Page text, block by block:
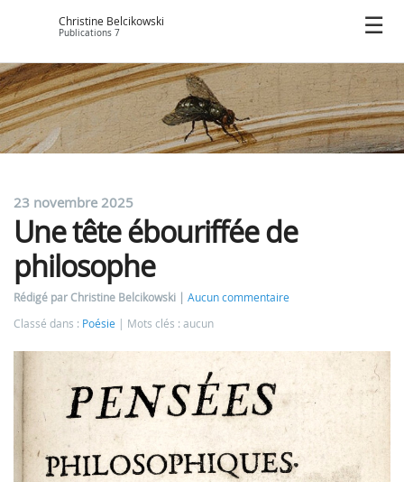
Christine Belcikowski
Publications 7
23 novembre 2025
Une tête ébouriffée de
philosophe
Rédigé par Christine Belcikowski
Aucun commentaire
Classé dans : Poésie Mots clés : aucun